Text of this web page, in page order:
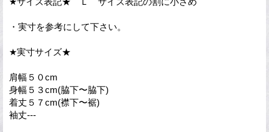
・実寸を参考にして下さい。
★実寸サイズ★
肩幅５０cm
身幅５３cm(脇下〜脇下)
着丈５７cm(襟下〜裾)
袖丈---